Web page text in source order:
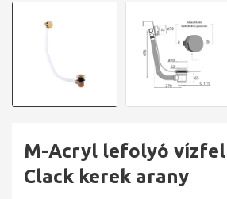
M-Acryl lefolyó
Clack kerek arany